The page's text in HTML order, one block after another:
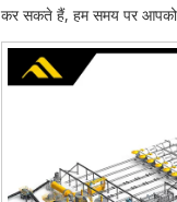
कर सकते हैं, हम समय पर आपको